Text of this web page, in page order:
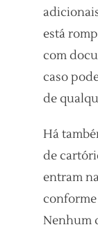
está
com
caso
de
Há
de
entram
conforme
Nenhum